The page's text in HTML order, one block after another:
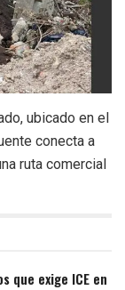
ubicado en el
conecta a
ruta comercial
que exige ICE en